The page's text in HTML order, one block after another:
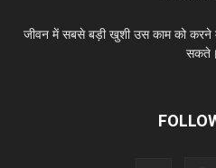
जीवन में सबसे बड़ी खुशी उस काम को
सकते।